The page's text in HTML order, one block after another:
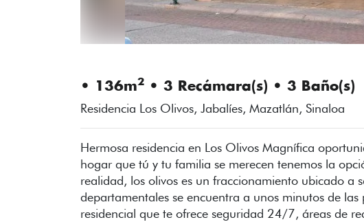
• 136m2 • 3 Recámara(s) • 3 Baño(s)
Residencia Los Olivos, Jabalíes, Mazatlán, Sinaloa
Hermosa residencia en Los Olivos Magnífica
hogar que tú y tu familia se merecen tenemos la
realidad, los olivos es un fraccionamiento ubicado a
departamentales se encuentra a unos minutos de
residencial que te ofrece seguridad 24/7, áreas de